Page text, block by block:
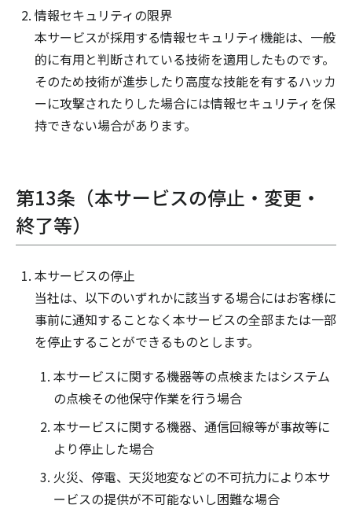
情報セキュリティの限界
本サービスが採用する情報セキュリティ機能は、一般
的に有用と判断されている技術を適用したものです。
そのため技術が進歩したり高度な技能を有するハッカ
ーに攻撃されたりした場合には情報セキュリティを保
持できない場合があります。
第13条（本サービスの停止・変更・
終了等）
本サービスの停止
当社は、以下のいずれかに該当する場合にはお客様に
事前に通知することなく本サービスの全部または一部
を停止することができるものとします。
本サービスに関する機器等の点検またはシステム
の点検その他保守作業を行う場合
本サービスに関する機器、通信回線等が事故等に
より停止した場合
火災、停電、天災地変などの不可抗力により本サ
ービスの提供が不可能ないし困難な場合